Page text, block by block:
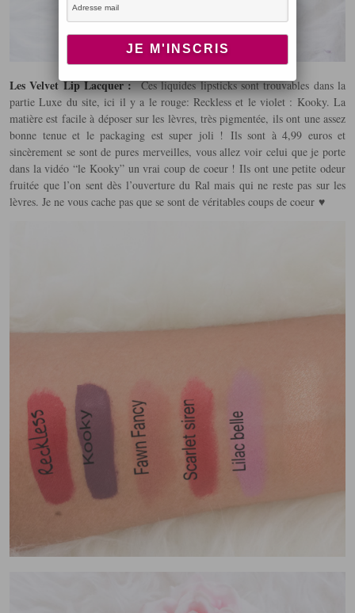
Les Velvet Lip Lacquer : Ces liquides lipsticks sont trouvables dans la
partie Luxe du site, ici il y a le rouge: Reckless et le violet : Kooky. La
matière est facile à déposer sur les lèvres, très pigmentée, ils ont une assez
bonne tenue et le packaging est super joli ! Ils sont à 4,99 euros et
sincèrement se sont de pures merveilles, vous allez voir celui que je porte
dans la vidéo “le Kooky” un vrai coup de coeur ! Ils ont une petite odeur
fruitée que l’on sent dès l’ouverture du Ral mais qui ne reste pas sur les
lèvres. Je ne vous cache pas que se sont de véritables coups de coeur ♥